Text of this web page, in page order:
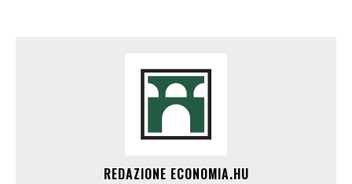
REDAZIONE ECONOMIA.HU